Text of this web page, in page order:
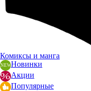
Комиксы и манга
Новинки
Акции
Популярные